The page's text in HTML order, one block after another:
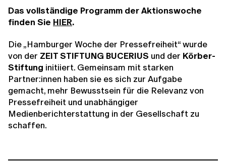
Das vollständige Programm der Aktionswoche
finden Sie HIER.
Die „Hamburger Woche der Pressefreiheit“ wurde
von der ZEIT STIFTUNG BUCERIUS und der Körber-
Stiftung initiiert. Gemeinsam mit starken
Partner:innen haben sie es sich zur Aufgabe
gemacht, mehr Bewusstsein für die Relevanz von
Pressefreiheit und unabhängiger
Medienberichterstattung in der Gesellschaft zu
schaffen.